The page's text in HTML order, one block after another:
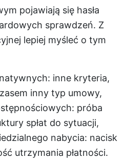
pojawiają się hasła
sprawdzeń. Z
lepiej myśleć o tym
inne kryteria,
inny typ umowy,
próba
spłat do sytuacji,
nabycia: nacisk
utrzymania płatności.